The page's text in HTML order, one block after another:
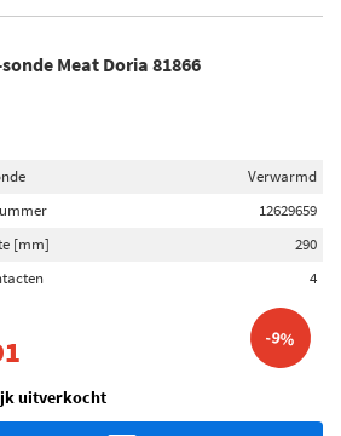
Meat Doria 81866
Verwarmd
12629659
[mm]
290
4
-9%
uitverkocht